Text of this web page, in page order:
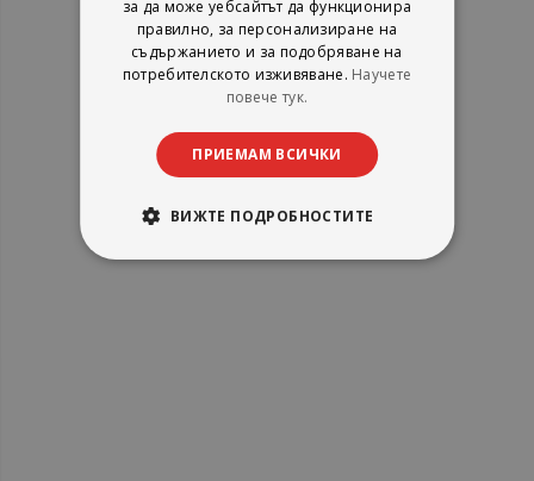
за да може уебсайтът да функционира
правилно, за персонализиране на
съдържанието и за подобряване на
потребителското изживяване. Научете
повече тук.
ПРИЕМАМ ВСИЧКИ
ВИЖТЕ ПОДРОБНОСТИТЕ